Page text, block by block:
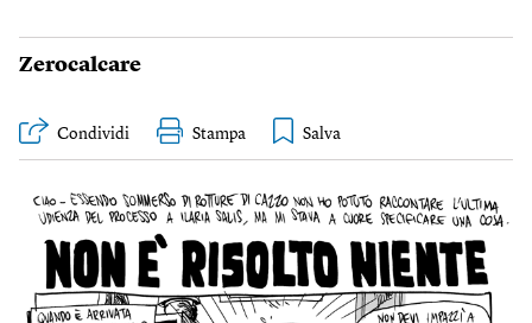
Zerocalcare
Condividi Stampa